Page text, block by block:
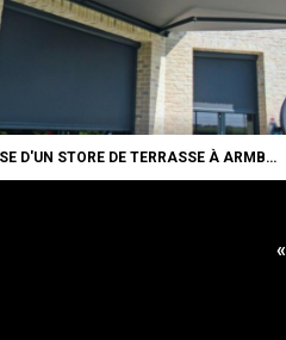
POSE D'UN STORE DE TERRASSE À ARMBOUTS ...
«